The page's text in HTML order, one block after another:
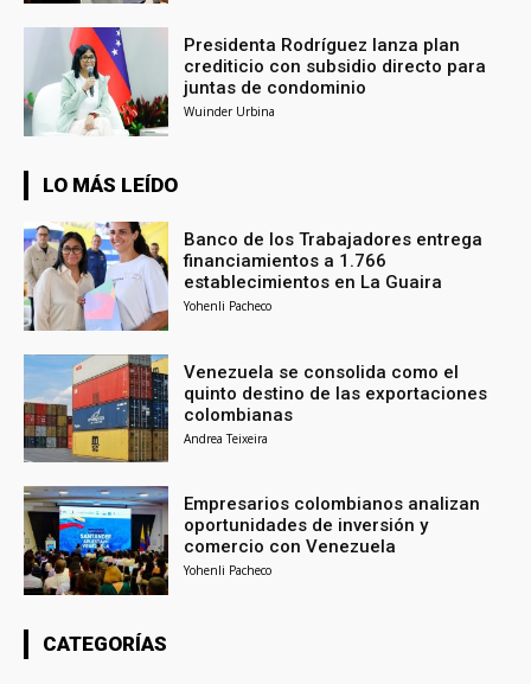
Presidenta Rodríguez lanza plan
crediticio con subsidio directo para
juntas de condominio
Wuinder Urbina
LO MÁS LEÍDO
Banco de los Trabajadores entrega
financiamientos a 1.766
establecimientos en La Guaira
Yohenli Pacheco
Venezuela se consolida como el
quinto destino de las exportaciones
colombianas
Andrea Teixeira
Empresarios colombianos analizan
oportunidades de inversión y
comercio con Venezuela
Yohenli Pacheco
CATEGORÍAS